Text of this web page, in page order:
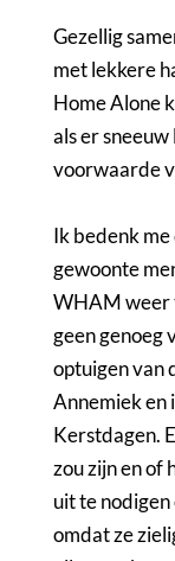
Gezellig
met lekkere
Home Alone
als er
voorwaarde
Ik bedenk
gewoonte
WHAM weer
geen genoeg
optuigen van
Annemiek en
Kerstdagen.
zou zijn en of
uit te
omdat ze